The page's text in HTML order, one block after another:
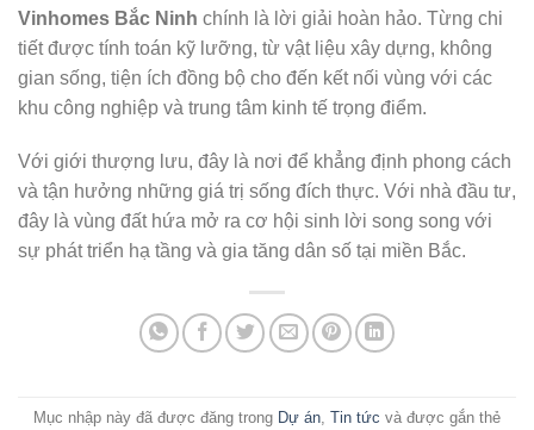
Vinhomes Bắc Ninh chính là lời giải hoàn hảo. Từng chi
tiết được tính toán kỹ lưỡng, từ vật liệu xây dựng, không
gian sống, tiện ích đồng bộ cho đến kết nối vùng với các
khu công nghiệp và trung tâm kinh tế trọng điểm.
Với giới thượng lưu, đây là nơi để khẳng định phong cách
và tận hưởng những giá trị sống đích thực. Với nhà đầu tư,
đây là vùng đất hứa mở ra cơ hội sinh lời song song với
sự phát triển hạ tầng và gia tăng dân số tại miền Bắc.
Mục nhập này đã được đăng trong Dự án Tin tức và được gắn thẻ